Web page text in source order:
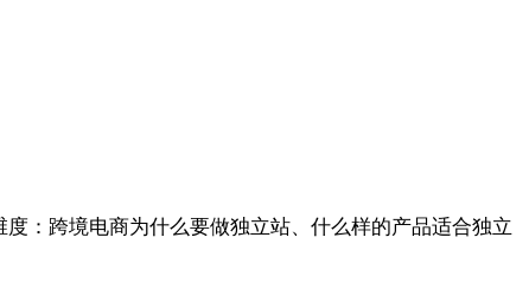
：跨境电商为什么要做独立站、什么样的产品适合独立